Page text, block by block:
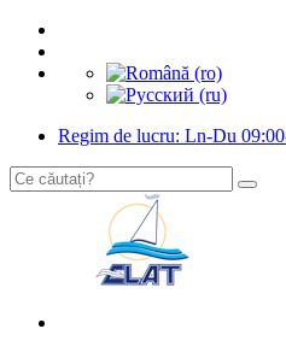
Regim de lucru: Ln-Du